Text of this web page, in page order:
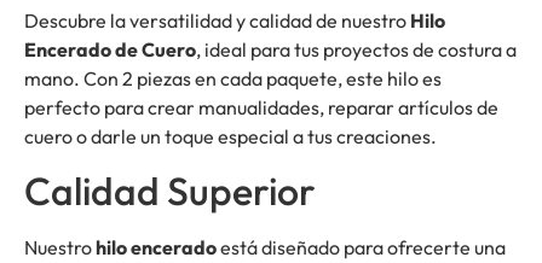
Descubre la versatilidad y calidad de nuestro Hilo
Encerado de Cuero, ideal para tus proyectos de costura a
mano. Con 2 piezas en cada paquete, este hilo es
perfecto para crear manualidades, reparar artículos de
cuero o darle un toque especial a tus creaciones.
Calidad Superior
Nuestrohilo enceradoestá diseñado para ofrecerte una